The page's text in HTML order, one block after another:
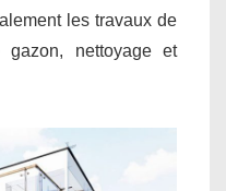
les travaux de
gazon, nettoyage et